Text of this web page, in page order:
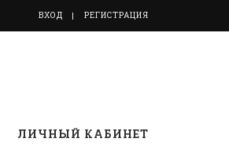
ВХОД РЕГИСТРАЦИЯ
ЛИЧНЫЙ КАБИНЕТ